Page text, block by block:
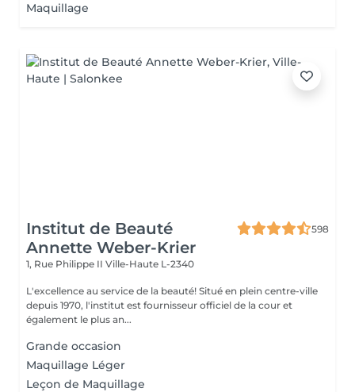
Maquillage
Institut de Beauté
Annette Weber-Krier
598
1, Rue Philippe II Ville-Haute L-2340
L'excellence au service de la beauté! Situé en plein centre-ville
depuis 1970, l'institut est fournisseur officiel de la cour et
également le plus an...
Grande occasion
Maquillage Léger
Leçon de Maquillage